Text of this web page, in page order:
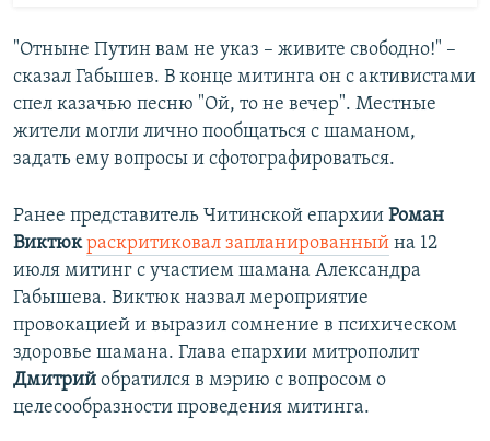
"Отныне Путин вам не указ – живите свободно!" –
сказал Габышев. В конце митинга он с активистами
спел казачью песню "Ой, то не вечер". Местные
жители могли лично пообщаться с шаманом,
задать ему вопросы и сфотографироваться.
Ранее представитель Читинской епархии Роман
Виктюк раскритиковал запланированный на 12
июля митинг с участием шамана Александра
Габышева. Виктюк назвал мероприятие
провокацией и выразил сомнение в психическом
здоровье шамана. Глава епархии митрополит
Дмитрий обратился в мэрию с вопросом о
целесообразности проведения митинга.